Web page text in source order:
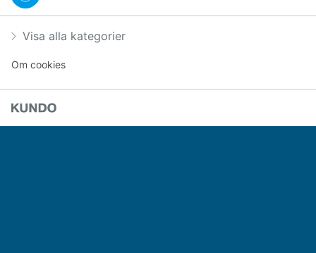
Visa alla kategorier
Om cookies